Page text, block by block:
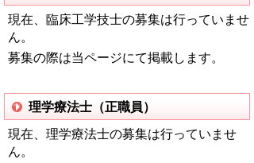
現在、臨床工学技士の募集は行っていませ
ん。
募集の際は当ページにて掲載します。
理学療法士（正職員）
現在、理学療法士の募集は行っていませ
ん。